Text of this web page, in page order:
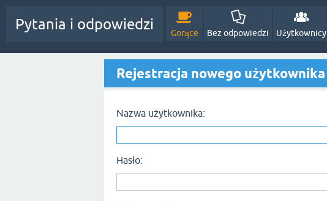
Pytania i odpowiedzi
Gorące Bez odpowiedzi Użytkownicy
Rejestracja nowego użytkownika
Nazwa użytkownika:
Hasło: